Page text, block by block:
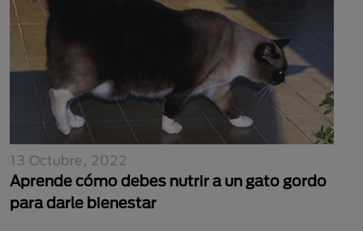
13 Octubre, 2022
Aprende cómo debes nutrir a un gato gordo
para darle bienestar